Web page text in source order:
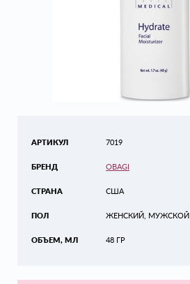
АРТИКУЛ
БРЕНД
СТРАНА
ПОЛ
ОБЪЕМ, МЛ
7019
OBAGI
США
ЖЕНСКИЙ, МУЖСКОЙ
48 ГР